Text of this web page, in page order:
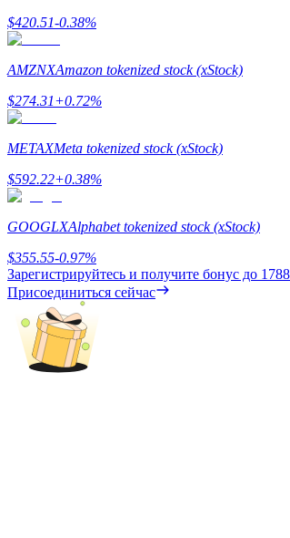
Гид
Руководство для начинающих по
Торговые стратегии
Узнайте, как оставаться прибыльным
$420.51-0.38%
AMZNXAmazon tokenized stock (xStock)
$274.31+0.72%
METAXMeta tokenized stock (xStock)
$592.22+0.38%
GOOGLXAlphabet tokenized stock (xStock)
$355.55-0.97%
Зарегистрируйтесь и получите бонус до
Присоединиться сейчас